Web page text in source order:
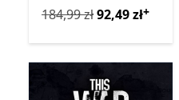
Pierwotnie 184,99 zł
184,99 zł92,49 zł+